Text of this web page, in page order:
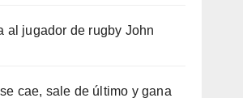
al jugador de rugby John
cae, sale de último y gana